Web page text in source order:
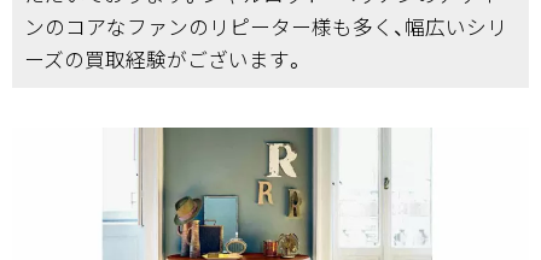
ンのコアなファンのリピーター様も多く、幅広いシリ
ーズの買取経験がございます。